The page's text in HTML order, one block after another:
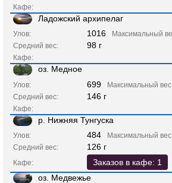
Кафе:
Ладожский архипелаг
Улов: 1016 Максимальный
Средний вес: 98 г
Кафе:
оз. Медное
Улов: 699 Максимальный
Средний вес: 146 г
Кафе:
р. Нижняя Тунгуска
Улов: 484 Максимальный
Средний вес: 126 г
Кафе:
Заказов в кафе: 1
оз. Медвежье